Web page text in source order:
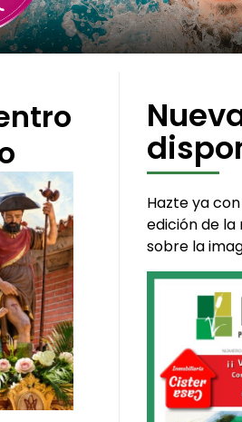
Hazte ya
edición de la
sobre la